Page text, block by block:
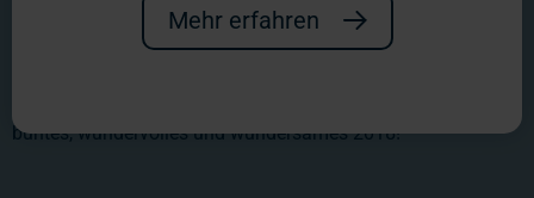
First of all: Wir wünschen allen ein gesundes neues Jahr! Wir
buntes, wundervolles und wundersames 2018!
Mehr erfahren